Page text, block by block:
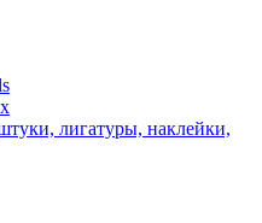
лигатуры, наклейки,